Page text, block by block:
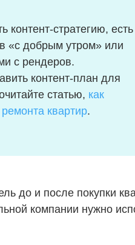
контент-стратегию, есть
«с добрым утром» или
с рендеров.
контент-план для
статью, как
квартир.
до и после покупки
компании нужно